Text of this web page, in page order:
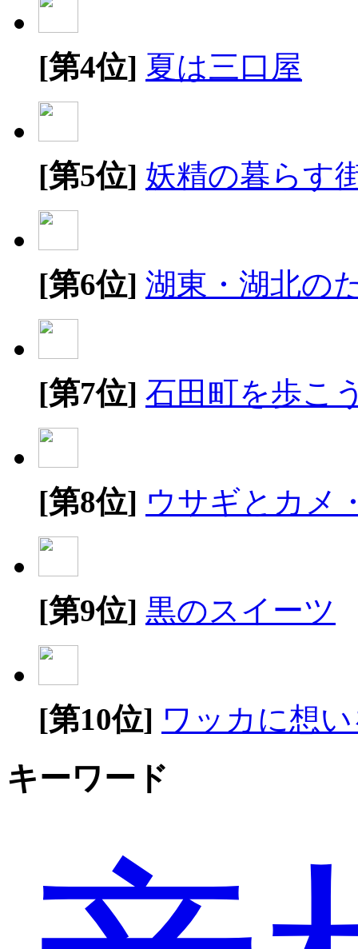
[第4位] 夏は三口屋
[第5位] 妖精の暮らす
[第6位] 湖東・湖北の
[第7位] 石田町を歩こ
[第8位] ウサギとカメ
[第9位] 黒のスイーツ
[第10位] ワッカに想
キーワード